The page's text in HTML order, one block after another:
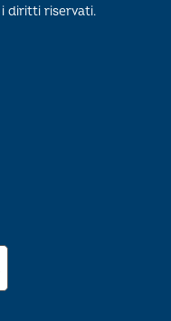
diritti riservati.